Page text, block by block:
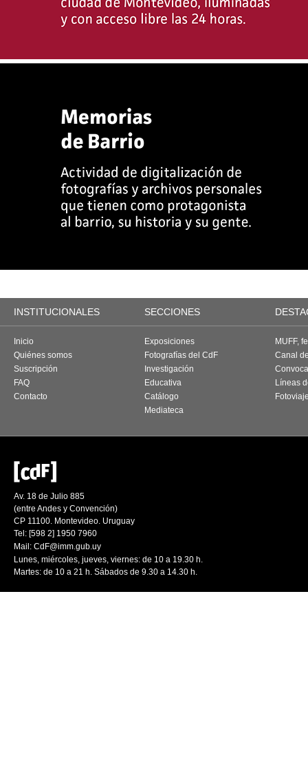
INSTITUCIONALES SECCIONES
Inicio
Quiénes somos
Suscripción
FAQ
Contacto
Exposiciones
Fotografías del CdF
Investigación
Educativa
Catálogo
Mediateca
MUFF,
Canal
Líneas
Av. 18 de Julio 885
(entre Andes y Convención)
CP 11100. Montevideo. Uruguay
Tel: [598 2] 1950 7960
Mail: CdF@imm.gub.uy
Lunes, miércoles, jueves, viernes: de 10 a 19.30 h.
Martes: de 10 a 21 h. Sábados de 9.30 a 14.30 h.